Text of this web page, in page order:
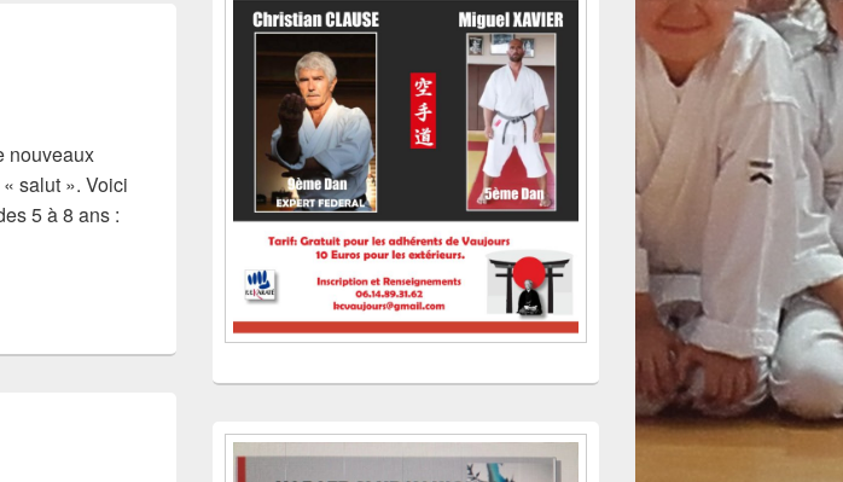
nouveaux
salut ». Voici
5 à 8 ans :